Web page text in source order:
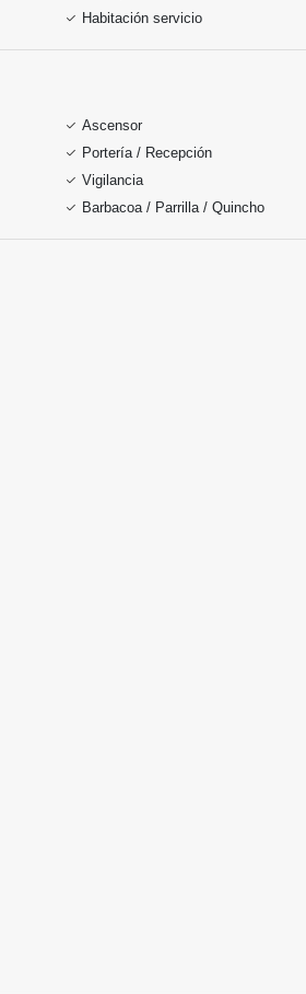
Habitación servicio
Ascensor
Portería / Recepción
Vigilancia
Barbacoa / Parrilla / Quincho